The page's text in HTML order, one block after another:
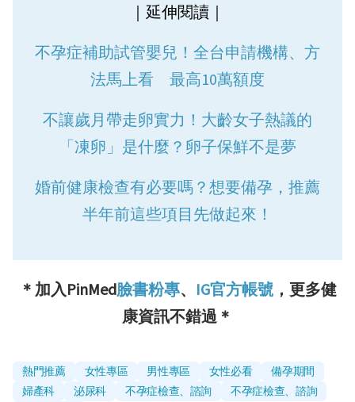
｜延伸閱讀｜
不孕症補助試管嬰兒！全台申請機構、方
法馬上看 最高10萬額度
不讓歲月帶走卵實力！大齡女子熱議的
「凍卵」是什麼？卵子保鮮不是夢
婚前健康檢查有必要嗎？想要備孕，推薦
半年前這些項目先做起來！
＊加入PinMed臉書粉專、 IG官方帳號，更多健
康資訊不錯過＊
熱門推薦 女性專區 男性專區 女性必看
備孕期間
婦產科
泌尿科 不孕症檢查、諮詢
不孕症檢查、諮詢